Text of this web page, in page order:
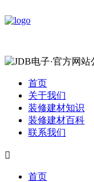
首页
关于我们
装修建材知识
装修建材百科
联系我们

首页